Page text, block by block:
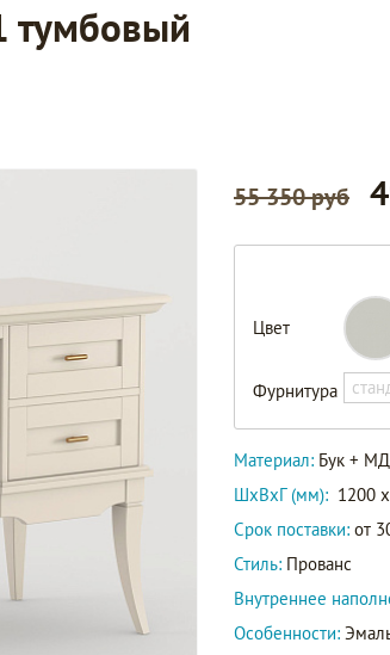
тумбовый
55 350 руб
Цвет
Фурнитура
Материал: Бук +
ШxВxГ (мм): 1200
Срок поставки: от
Стиль: Прованс
Внутреннее
Особенности: